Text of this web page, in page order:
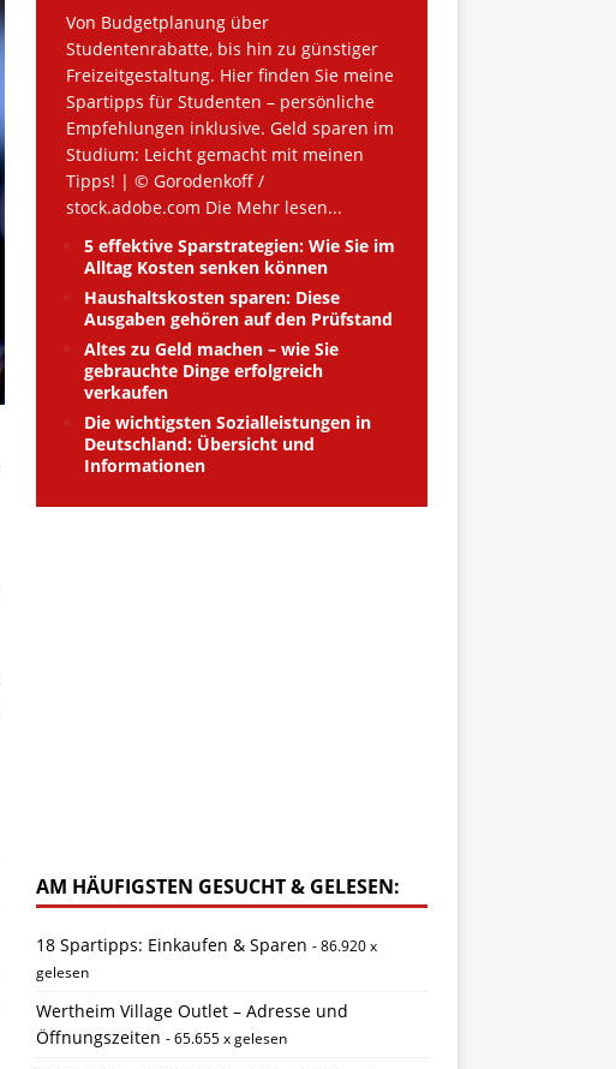
Von Budgetplanung über
Studentenrabatte, bis hin zu günstiger
Freizeitgestaltung. Hier finden Sie meine
Spartipps für Studenten – persönliche
Empfehlungen inklusive. Geld sparen im
Studium: Leicht gemacht mit meinen
Tipps! | © Gorodenkoff /
stock.adobe.com Die Mehr lesen...
5 effektive Sparstrategien: Wie Sie im
Alltag Kosten senken können
Haushaltskosten sparen: Diese
Ausgaben gehören auf den Prüfstand
Altes zu Geld machen – wie Sie
gebrauchte Dinge erfolgreich
verkaufen
Die wichtigsten Sozialleistungen in
Deutschland: Übersicht und
Informationen
AM HÄUFIGSTEN GESUCHT & GELESEN:
18 Spartipps: Einkaufen & Sparen - 86.920 x
gelesen
Wertheim Village Outlet – Adresse und
Öffnungszeiten - 65.655 x gelesen